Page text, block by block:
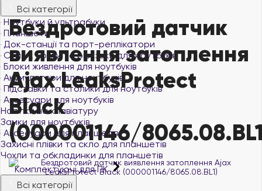
Всі категорії
Ноутбуки й ультрабуки
Планшети
Док-станції та порт-реплікатори
Сумки, чохли та рюкзаки для ноутбуків
Блоки живлення для ноутбуків
Акумулятори для ноутбуків
Підставки та столики для ноутбуків
Аксесуари для ноутбуків
Наліпки на клавіатуру
Замки для ноутбуків
Аксесуари для планшетів
Захисні плівки та скло для планшетів
Чохли та обкладинки для планшетів
Комплектуючі для ПК
Всі категорії
Бездротовий датчик
виявлення затоплення
Ajax LeaksProtect
Black
(000001146/